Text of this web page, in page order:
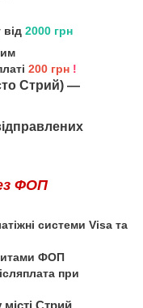
від 2000 грн
200 грн !
Стрий) —
ФОП
системи Visa та
ФОП
при